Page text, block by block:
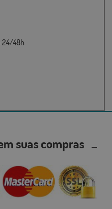
24/48h
suas compras